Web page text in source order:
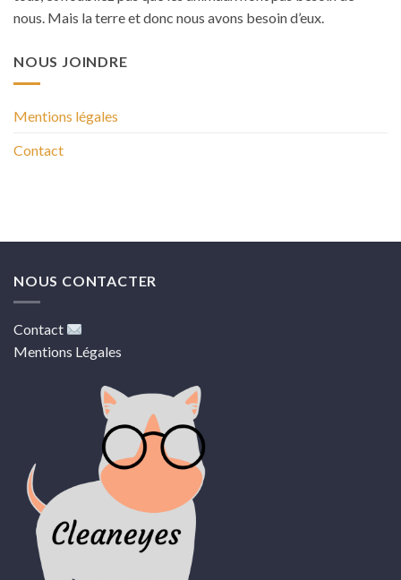
nous. Mais la terre et donc nous avons besoin d’eux.
NOUS JOINDRE
Mentions légales
Contact
NOUS CONTACTER
Contact
Mentions Légales